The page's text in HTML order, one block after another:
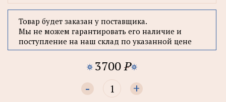
Товар будет заказан у поставщика.
Мы не можем гарантировать его наличие и
поступление на наш склад по указанной цене
3700P
- +